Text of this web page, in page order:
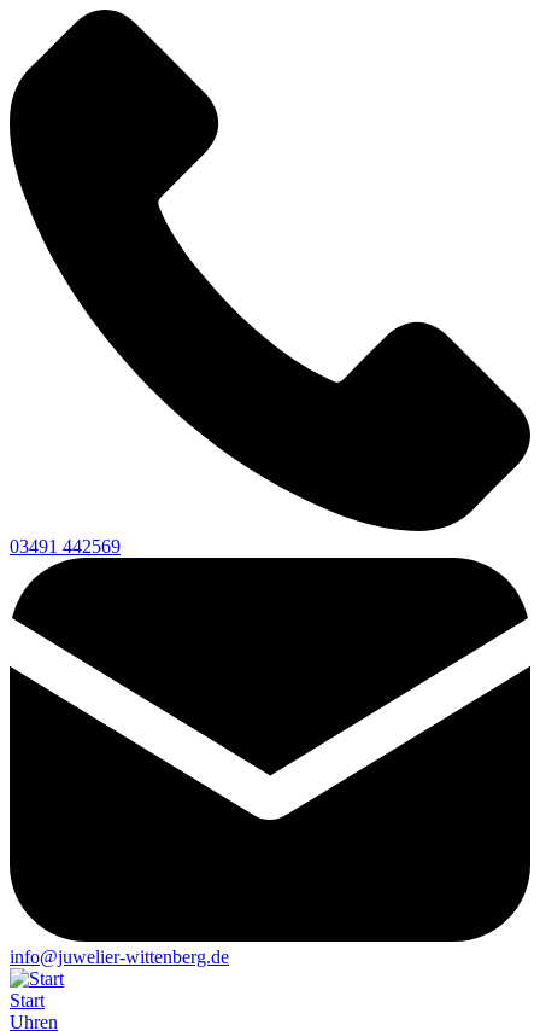
03491 442569
info@juwelier-wittenberg.de
Start
Uhren